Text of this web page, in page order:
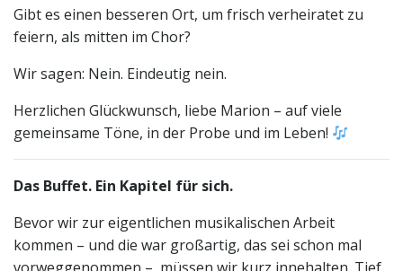
Gibt es einen besseren Ort, um frisch verheiratet zu
feiern, als mitten im Chor?
Wir sagen: Nein. Eindeutig nein.
Herzlichen Glückwunsch, liebe Marion – auf viele
gemeinsame Töne, in der Probe und im Leben!
Das Buffet. Ein Kapitel für sich.
Bevor wir zur eigentlichen musikalischen Arbeit
kommen – und die war großartig, das sei schon mal